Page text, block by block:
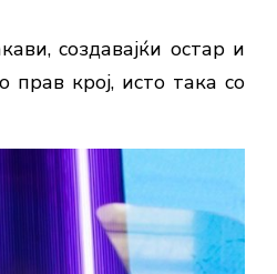
создавајќи остар и
прав крој, исто така со